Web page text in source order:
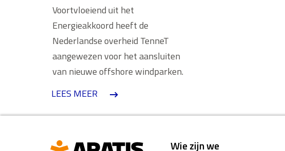
Voortvloeiend uit het
Energieakkoord heeft de
Nederlandse overheid TenneT
aangewezen voor het aansluiten
van nieuwe offshore windparken.
LEES MEER
Wie zijn we